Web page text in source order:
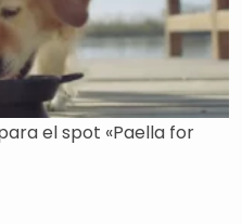
el spot «Paella for